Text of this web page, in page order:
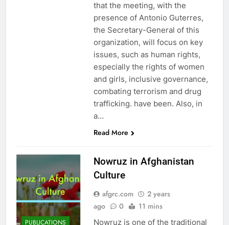
that the meeting, with the
presence of Antonio Guterres,
the Secretary-General of this
organization, will focus on key
issues, such as human rights,
especially the rights of women
and girls, inclusive governance,
combating terrorism and drug
trafficking. have been. Also, in
a…
Read More
PUBLICATIONS
Nowruz in Afghanistan
Culture
afgrc.com
2 years
ago
0 11 mins
Nowruz is one of the traditional